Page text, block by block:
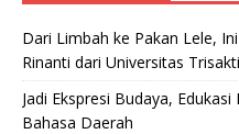
Dari Limbah ke Pakan Lele,
Rinanti dari Universitas Trisakti
Jadi Ekspresi Budaya,
Bahasa Daerah